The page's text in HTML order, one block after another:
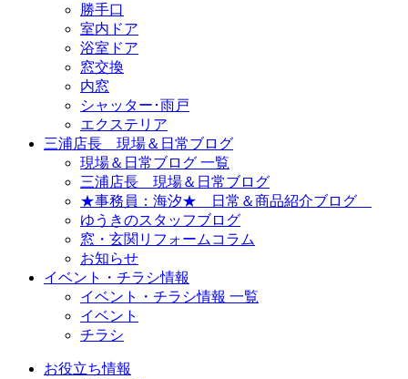
勝手口
室内ドア
浴室ドア
窓交換
内窓
シャッター･雨戸
エクステリア
三浦店長 現場＆日常ブログ
現場＆日常ブログ 一覧
三浦店長 現場＆日常ブログ
★事務員：海汐★ 日常＆商品紹介ブログ
ゆうきのスタッフブログ
窓・玄関リフォームコラム
お知らせ
イベント・チラシ情報
イベント・チラシ情報 一覧
イベント
チラシ
お役立ち情報